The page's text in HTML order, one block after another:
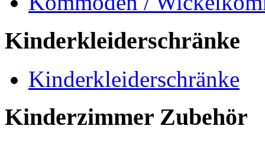
Kinderkleiderschränke
Kinderkleiderschränke
Kinderzimmer Zubehör